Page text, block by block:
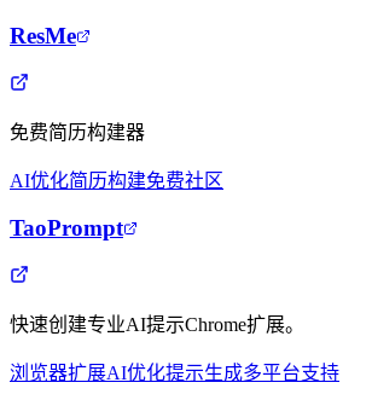
ResMe
免费简历构建器
AI优化简历构建免费社区
TaoPrompt
快速创建专业AI提示Chrome扩展。
浏览器扩展AI优化提示生成多平台支持